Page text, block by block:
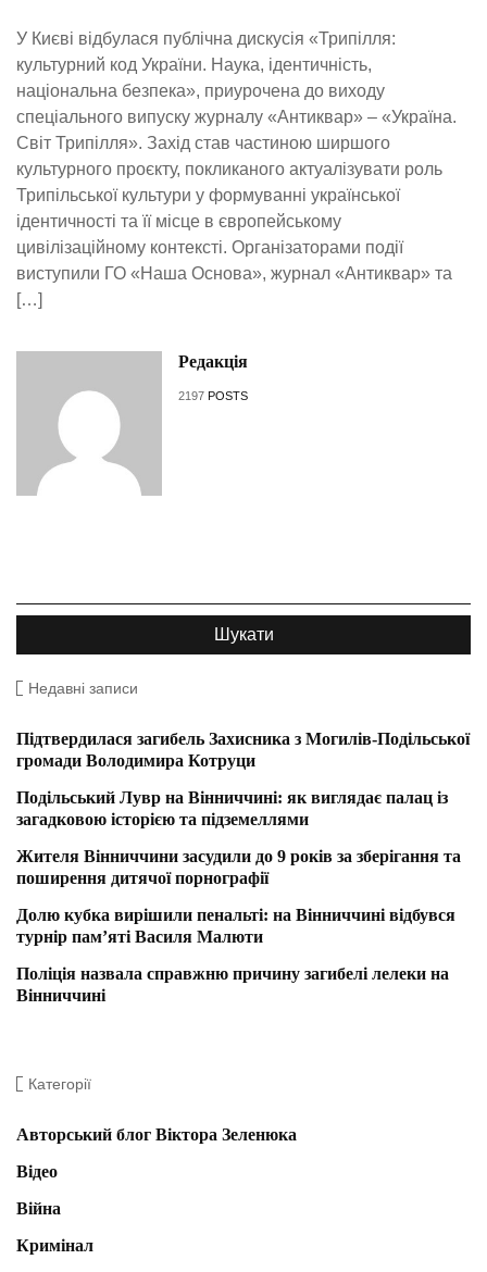
У Києві відбулася публічна дискусія «Трипілля:
культурний код України. Наука, ідентичність,
національна безпека», приурочена до виходу
спеціального випуску журналу «Антиквар» – «Україна.
Світ Трипілля». Захід став частиною ширшого
культурного проєкту, покликаного актуалізувати роль
Трипільської культури у формуванні української
ідентичності та її місце в європейському
цивілізаційному контексті. Організаторами події
виступили ГО «Наша Основа», журнал «Антиквар» та
[…]
Редакція
2197 POSTS
Недавні записи
Підтвердилася загибель Захисника з Могилів-Подільської
громади Володимира Котруци
Подільський Лувр на Вінниччині: як виглядає палац із
загадковою історією та підземеллями
Жителя Вінниччини засудили до 9 років за зберігання та
поширення дитячої порнографії
Долю кубка вирішили пенальті: на Вінниччині відбувся
турнір пам’яті Василя Малюти
Поліція назвала справжню причину загибелі лелеки на
Вінниччині
Категорії
Авторський блог Віктора Зеленюка
Відео
Війна
Кримінал